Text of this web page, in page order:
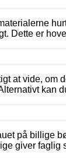
Dette er
at vide,
kan
på billige
giver